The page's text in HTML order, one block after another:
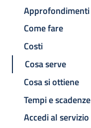
Approfondimenti
Come fare
Costi
Cosa serve
Cosa si ottiene
Tempi e scadenze
Accedi al servizio